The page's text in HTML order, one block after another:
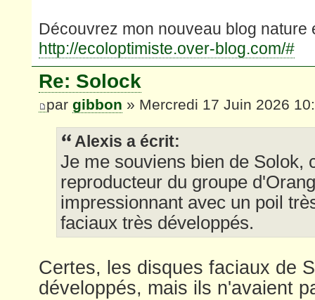
Découvrez mon nouveau blog nature
http://ecoloptimiste.over-blog.com/#
Re: Solock
par gibbon » Mercredi 17 Juin 2026
Alexis a écrit:
Je me souviens bien de Solok,
reproducteur du groupe
impressionnant avec un poil
faciaux très développés.
Certes, les disques faciaux de
développés, mais ils n'avaient